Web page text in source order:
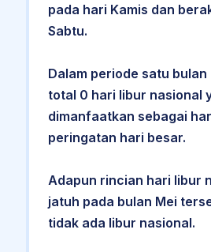
pada hari Kamis dan
Sabtu.
Dalam periode satu
total 0 hari libur nasional
dimanfaatkan sebagai
peringatan hari besar.
Adapun rincian hari libur
jatuh pada bulan Mei
tidak ada libur nasional.